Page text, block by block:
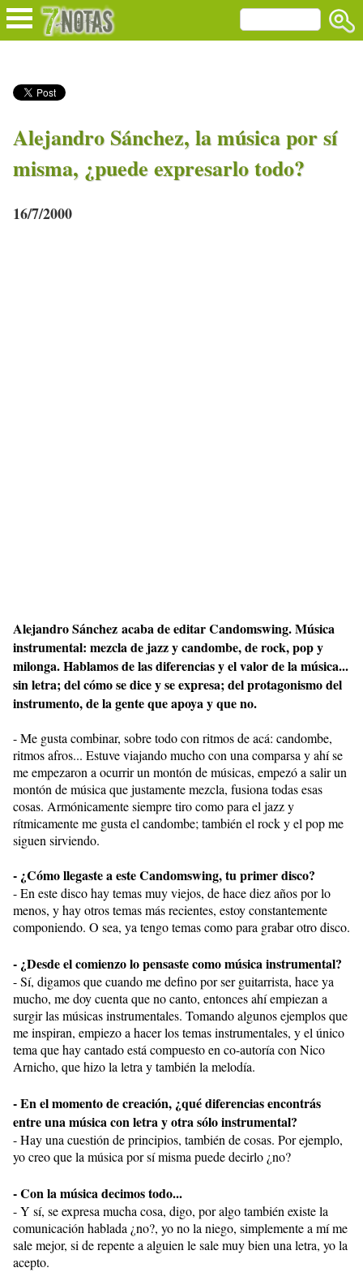
Alejandro Sánchez, la música por sí
misma, ¿puede expresarlo todo?
16/7/2000
Alejandro Sánchez acaba de editar Candomswing. Música
instrumental: mezcla de jazz y candombe, de rock, pop y
milonga. Hablamos de las diferencias y el valor de la música...
sin letra; del cómo se dice y se expresa; del protagonismo del
instrumento, de la gente que apoya y que no.
- Me gusta combinar, sobre todo con ritmos de acá: candombe,
ritmos afros... Estuve viajando mucho con una comparsa y ahí se
me empezaron a ocurrir un montón de músicas, empezó a salir un
montón de música que justamente mezcla, fusiona todas esas
cosas. Armónicamente siempre tiro como para el jazz y
rítmicamente me gusta el candombe; también el rock y el pop me
siguen sirviendo.
- ¿Cómo llegaste a este Candomswing, tu primer disco?
- En este disco hay temas muy viejos, de hace diez años por lo
menos, y hay otros temas más recientes, estoy constantemente
componiendo. O sea, ya tengo temas como para grabar otro disco.
- ¿Desde el comienzo lo pensaste como música instrumental?
- Sí, digamos que cuando me defino por ser guitarrista, hace ya
mucho, me doy cuenta que no canto, entonces ahí empiezan a
surgir las músicas instrumentales. Tomando algunos ejemplos que
me inspiran, empiezo a hacer los temas instrumentales, y el único
tema que hay cantado está compuesto en co-autoría con Nico
Arnicho, que hizo la letra y también la melodía.
- En el momento de creación, ¿qué diferencias encontrás
entre una música con letra y otra sólo instrumental?
- Hay una cuestión de principios, también de cosas. Por ejemplo,
yo creo que la música por sí misma puede decirlo ¿no?
- Con la música decimos todo...
- Y sí, se expresa mucha cosa, digo, por algo también existe la
comunicación hablada ¿no?, yo no la niego, simplemente a mí me
sale mejor, si de repente a alguien le sale muy bien una letra, yo la
acepto.